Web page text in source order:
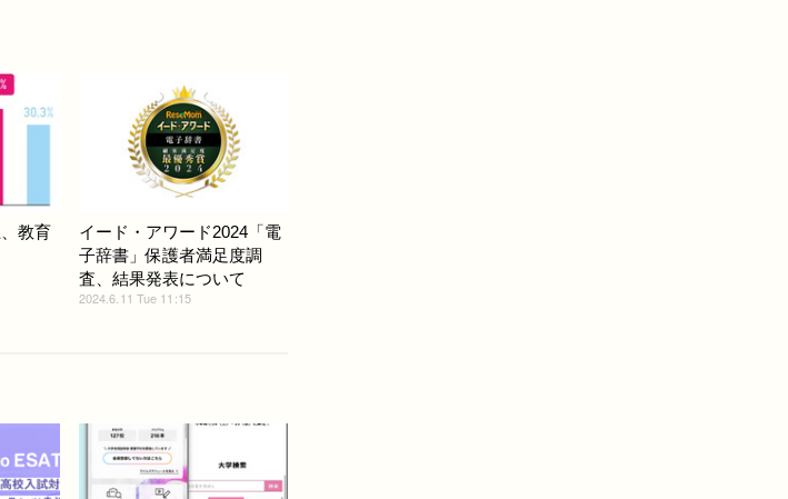
教育
イード・アワード2024「電
子辞書」保護者満足度調
査、結果発表について
2024.6.11 Tue 11:15